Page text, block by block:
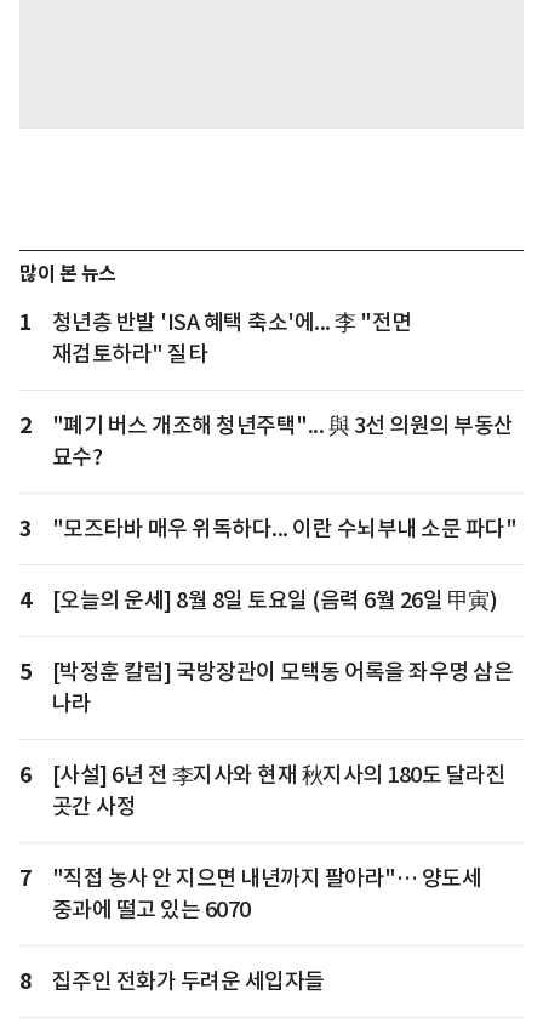
많이 본 뉴스
1
청년층 반발 'ISA 혜택 축소'에... 李 "전면
재검토하라" 질타
2
"폐기 버스 개조해 청년주택"... 與 3선 의원의 부동산
묘수?
3 "모즈타바 매우 위독하다... 이란 수뇌부내 소문 파다"
4 [오늘의 운세] 8월 8일 토요일 (음력 6월 26일 甲寅)
5
[박정훈 칼럼] 국방장관이 모택동 어록을 좌우명 삼은
나라
6
[사설] 6년 전 李지사와 현재 秋지사의 180도 달라진
곳간 사정
7
"직접 농사 안 지으면 내년까지 팔아라"… 양도세
중과에 떨고 있는 6070
8 집주인 전화가 두려운 세입자들